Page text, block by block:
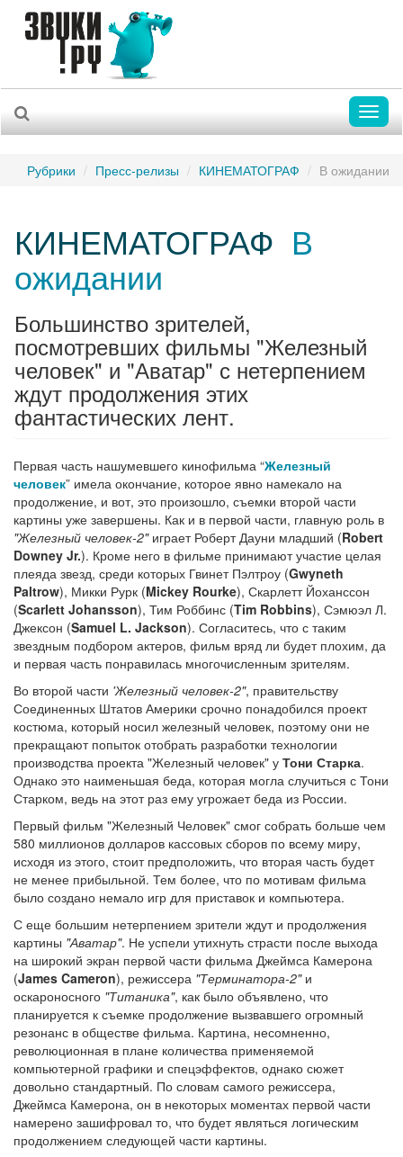
Рубрики Пресс-релизы КИНЕМАТОГРАФ В ожидании
КИНЕМАТОГРАФ В
ожидании
Большинство зрителей,
посмотревших фильмы "Железный
человек" и "Аватар" с нетерпением
ждут продолжения этих
фантастических лент.
Первая часть нашумевшего кинофильма “Железный
человек” имела окончание, которое явно намекало на
продолжение, и вот, это произошло, съемки второй части
картины уже завершены. Как и в первой части, главную роль в
"Железный человек-2"играет Роберт Дауни младший (Robert
Downey Jr.). Кроме него в фильме принимают участие целая
плеяда звезд, среди которых Гвинет Пэлтроу (Gwyneth
Paltrow), Микки Рурк (Mickey Rourke), Скарлетт Йоханссон
(Scarlett Johansson), Тим Роббинс (Tim Robbins), Сэмюэл Л.
Джексон (Samuel L. Jackson). Согласитесь, что с таким
звездным подбором актеров, фильм вряд ли будет плохим, да
и первая часть понравилась многочисленным зрителям.
Во второй части 'Железный человек-2", правительству
Соединенных Штатов Америки срочно понадобился проект
костюма, который носил железный человек, поэтому они не
прекращают попыток отобрать разработки технологии
производства проекта "Железный человек" у Тони Старка.
Однако это наименьшая беда, которая могла случиться с Тони
Старком, ведь на этот раз ему угрожает беда из России.
Первый фильм "Железный Человек" смог собрать больше чем
580 миллионов долларов кассовых сборов по всему миру,
исходя из этого, стоит предположить, что вторая часть будет
не менее прибыльной. Тем более, что по мотивам фильма
было создано немало игр для приставок и компьютера.
С еще большим нетерпением зрители ждут и продолжения
картины "Аватар". Не успели утихнуть страсти после выхода
на широкий экран первой части фильма Джеймса Камерона
(James Cameron), режиссера "Терминатора-2"и
оскароносного "Титаника", как было объявлено, что
планируется к съемке продолжение вызвавшего огромный
резонанс в обществе фильма. Картина, несомненно,
революционная в плане количества применяемой
компьютерной графики и спецэффектов, однако сюжет
довольно стандартный. По словам самого режиссера,
Джеймса Камерона, он в некоторых моментах первой части
намерено зашифровал то, что будет являться логическим
продолжением следующей части картины.